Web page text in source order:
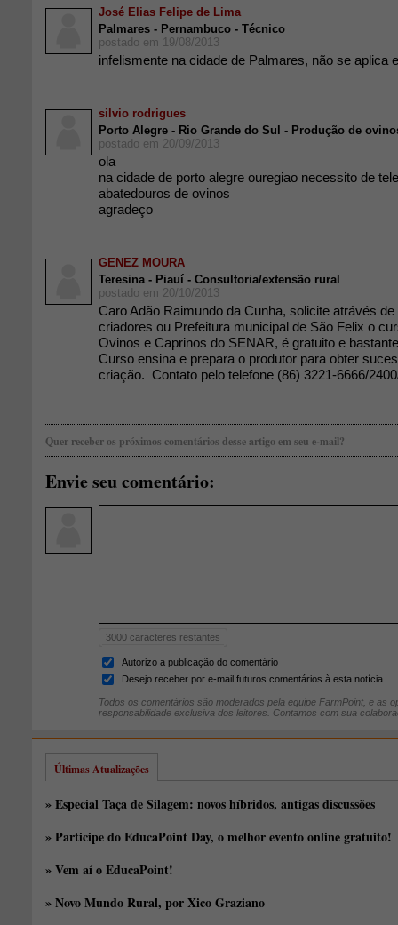
José Elias Felipe de Lima
Palmares - Pernambuco - Técnico
postado em 19/08/2013
infelismente na cidade de Palmares, não se aplica
silvio rodrigues
Porto Alegre - Rio Grande do Sul - Produção de
postado em 20/09/2013
ola
na cidade de porto alegre ouregiao necessito de
abatedouros de ovinos
agradeço
GENEZ MOURA
Teresina - Piauí - Consultoria/extensão rural
postado em 20/10/2013
Caro Adão Raimundo da Cunha, solicite atrávés
criadores ou Prefeitura municipal de São Felix o
Ovinos e Caprinos do SENAR, é gratuito e
Curso ensina e prepara o produtor para obter
criação. Contato pelo telefone (86) 3221-6666/
Quer receber os próximos comentários desse artigo em seu e-mail?
Envie seu comentário:
3000 caracteres restantes
Autorizo a publicação do comentário
Desejo receber por e-mail futuros comentários à esta notícia
Todos os comentários são moderados pela equipe FarmPoint, e as
responsabilidade exclusiva dos leitores. Contamos com sua
Últimas Atualizações
» Especial Taça de Silagem: novos híbridos, antigas discussões
» Participe do EducaPoint Day, o melhor evento online gratuito!
» Vem aí o EducaPoint!
» Novo Mundo Rural, por Xico Graziano